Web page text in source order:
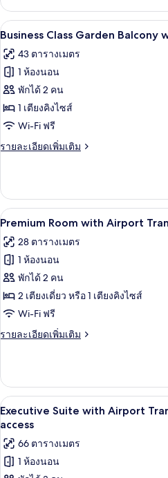
เกี่ยว
กับ
Business
Room
with
Airport
Transfers
เปิด
ภาพถ่าย
ทั้งหมด
ของ
Business
Class
Garden
Balcony
Transfers
1
10
Business Class Garden
43 ตารางเมตร
1 ห้องนอน
พักได้ 2 คน
1 เตียงคิงไซส์
Wi-Fi ฟรี
รายละเอียดเพิ่มเติม
ราย
เกี่ยว
กับ
Business
Garden
Balcony
Airport
Transfers
เปิด
ภาพถ่าย
ทั้งหมด
ของ
Premium
Room
Airport
1
12
Premium Room with Airport
28 ตารางเมตร
1 ห้องนอน
พักได้ 2 คน
2 เตียงเดี่ยว หรือ 1 เตียงคิงไซส์
Wi-Fi ฟรี
รายละเอียดเพิ่มเติม
ราย
เกี่ยว
กับ
Premium
Room
Airport
Transfers
เปิด
ภาพถ่าย
ทั้งหมด
ของ
9
Executive Suite with Airport
access
66 ตารางเมตร
1 ห้องนอน